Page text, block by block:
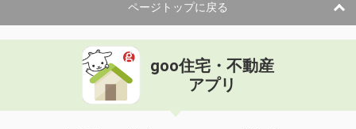
ページトップに戻る
goo住宅・不動産
アプリ